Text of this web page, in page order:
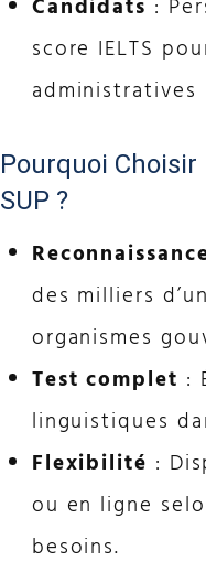
Candidats :
score IELTS
administratives
Pourquoi Choisir
SUP ?
des milliers
organismes
Test complet :
linguistiques
Flexibilité :
ou en ligne
besoins.